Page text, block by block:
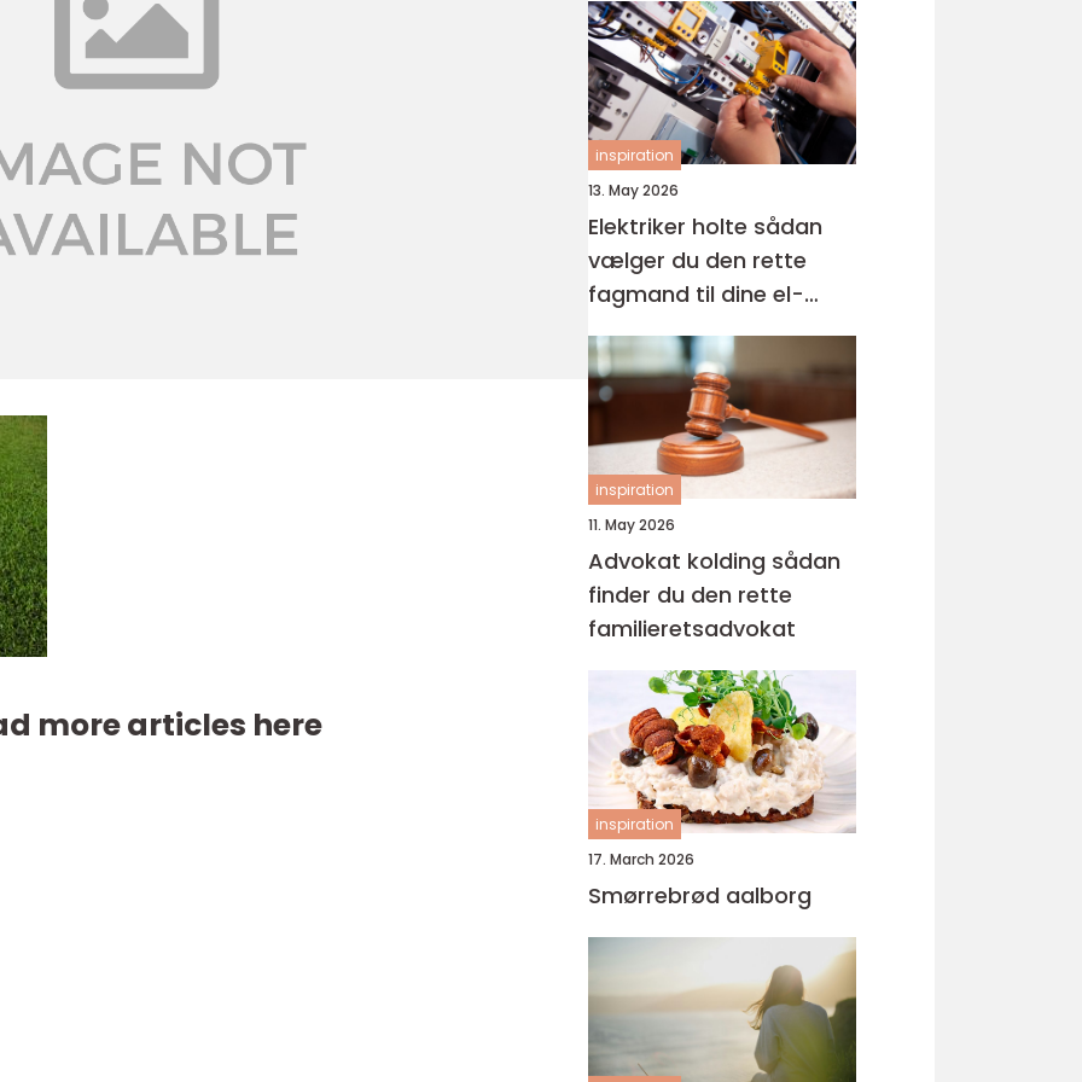
more articles here
inspiration
13. May 2026
Elektriker holte sådan
vælger du den rette
fagmand til dine el-
opgaver
inspiration
11. May 2026
Advokat kolding sådan
finder du den rette
familieretsadvokat
inspiration
17. March 2026
Smørrebrød aalborg